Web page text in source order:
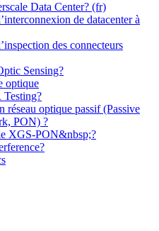
Data Center? (fr)
de datacenter à
des connecteurs
Sensing?
optique
réseau optique passif (Passive
PON) ?
XGS-PON&nbsp;?